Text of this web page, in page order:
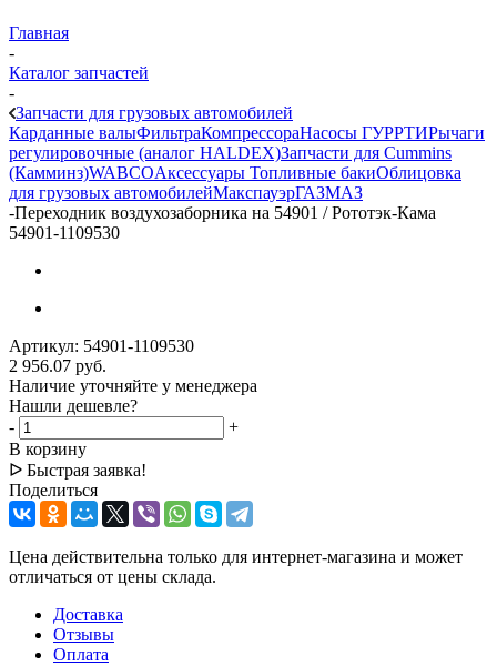
Главная
-
Каталог запчастей
-
Запчасти для грузовых автомобилей
Карданные валыФильтраКомпрессораНасосы ГУРРТИРычаги
регулировочные (аналог HALDEX)Запчасти для Cummins
(Камминз)WABCOАксессуары Топливные бакиОблицовка
для грузовых автомобилейМакспауэрГАЗМАЗ
-Переходник воздухозаборника на 54901 / Рототэк-Кама
54901-1109530
Артикул: 54901-1109530
2 956.07 руб.
Наличие уточняйте у менеджера
Нашли дешевле?
-
+
В корзину
ᐅ Быстрая заявка!
Поделиться
Цена действительна только для интернет-магазина и может
отличаться от цены склада.
Доставка
Отзывы
Оплата